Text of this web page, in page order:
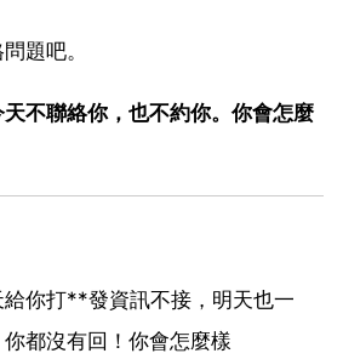
題吧。
不聯絡你，也不約你。你會怎麼
你打**發資訊不接，明天也一
都沒有回！你會怎麼樣